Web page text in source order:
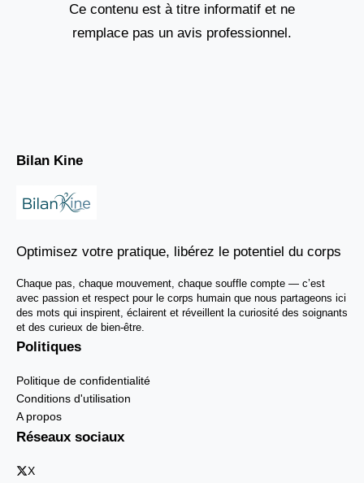
Ce contenu est à titre informatif et ne
remplace pas un avis professionnel.
Bilan Kine
Optimisez votre pratique, libérez le potentiel du corps
Chaque pas, chaque mouvement, chaque souffle compte — c’est
avec passion et respect pour le corps humain que nous partageons ici
des mots qui inspirent, éclairent et réveillent la curiosité des soignants
et des curieux de bien-être.
Politiques
Politique de confidentialité
Conditions d'utilisation
A propos
Réseaux sociaux
X